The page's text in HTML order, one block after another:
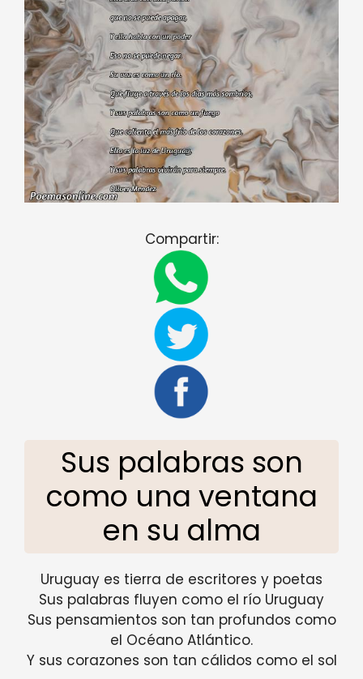
Compartir:
Sus palabras son
como una ventana
en su alma
Uruguay es tierra de escritores y poetas
Sus palabras fluyen como el río Uruguay
Sus pensamientos son tan profundos como
el Océano Atlántico.
Y sus corazones son tan cálidos como el sol